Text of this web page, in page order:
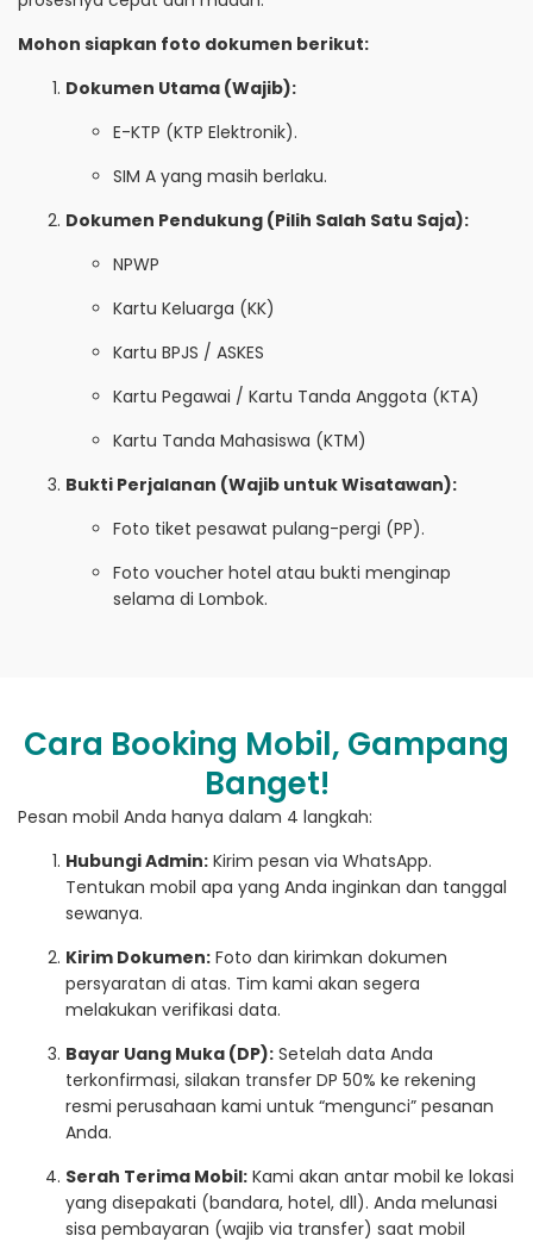
Mohon siapkan foto dokumen berikut:
Dokumen Utama (Wajib):
E-KTP (KTP Elektronik).
SIM A yang masih berlaku.
Dokumen Pendukung (Pilih Salah Satu Saja):
NPWP
Kartu Keluarga (KK)
Kartu BPJS / ASKES
Kartu Pegawai / Kartu Tanda Anggota (KTA)
Kartu Tanda Mahasiswa (KTM)
Bukti Perjalanan (Wajib untuk Wisatawan):
Foto tiket pesawat pulang-pergi (PP).
Foto voucher hotel atau bukti menginap
selama di Lombok.
Cara Booking Mobil, Gampang
Banget!
Pesan mobil Anda hanya dalam 4 langkah:
Hubungi Admin: Kirim pesan via WhatsApp.
Tentukan mobil apa yang Anda inginkan dan tanggal
sewanya.
Kirim Dokumen: Foto dan kirimkan dokumen
persyaratan di atas. Tim kami akan segera
melakukan verifikasi data.
Bayar Uang Muka (DP): Setelah data Anda
terkonfirmasi, silakan transfer DP 50% ke rekening
resmi perusahaan kami untuk “mengunci” pesanan
Anda.
Serah Terima Mobil: Kami akan antar mobil ke lokasi
yang disepakati (bandara, hotel, dll). Anda melunasi
sisa pembayaran (wajib via transfer) saat mobil